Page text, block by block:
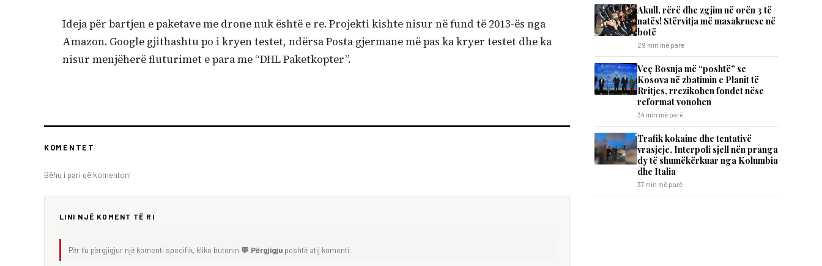
Ideja për bartjen e paketave me drone nuk është e re. Projekti kishte nisur në fund të 2013-ës nga
Amazon. Google gjithashtu po i kryen testet, ndërsa Posta gjermane më pas ka kryer testet dhe ka
nisur menjëherë fluturimet e para me “DHL Paketkopter”.
KOMENTET
Bëhu i pari që komenton!
LINI NJË KOMENT TË RI
Për t'u përgjigjur një komenti specifik, kliko butonin 💬 Përgjigju poshtë atij komenti.
Akull, rërë dhe zgjim në orën 3 të
natës! Stërvitja më masakruese në
botë
29 min më parë
​Veç Bosnja më “poshtë” se
Kosova në zbatimin e Planit të
Rritjes, rrezikohen fondet nëse
reformat vonohen
34 min më parë
Trafik kokaine dhe tentativë
vrasjeje, Interpoli sjell nën pranga
dy të shumëkërkuar nga Kolumbia
dhe Italia
37 min më parë